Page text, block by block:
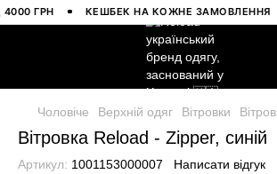
ГРН КЕШБЕК НА КОЖНЕ ЗАМОВЛЕННЯ
Чоловіче Верхній одяг Вітровки
Вітровка Reload - Zipper, синій
Артикул: 1001153000007 Написати відгук